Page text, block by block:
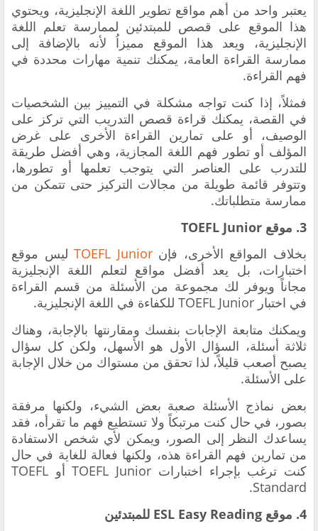
يعتبر واحد من أهم مواقع تطوير اللغة الإنجليزية، ويحتوي
هذا الموقع على قصص للمبتدئين لممارسة تعلم اللغة
الإنجليزية، ويعد هذا الموقع مميزاُ لأنه بالإضافة إلى
ممارسة القراءة العامة، يمكنك تنمية مهارات محددة في
فهم القراءة.
فمثلاً، إذا كنت تواجه مشكلة في التمييز بين الشخصيات
في القصة، يمكنك قراءة قصص التدريب التي تركز على
الوصيف، أو على تمارين القراءة الأخرى على غرض
المؤلف أو تطور فهم اللغة المجازية، وهي أفضل طريقة
للتدرب على العناصر التي يتوجب تعلمها أو تطورها،
وتتوفر قائمة طويلة من مجالات التركيز حتى تتمكن من
ممارسة متطلباتك.
3. موقع TOEFL Junior
بخلاف المواقع الأخرى، فإنTOEFL Juniorليس موقع
اختبارات، بل يعد أفضل مواقع لتعلم اللغة الإنجليزية
مجاناً ويوفر لك مجموعة من الأسئلة من قسم القراءة
في اختبار TOEFL Junior للكفاءة في اللغة الإنجليزية.
ويمكنك متابعة الإجابات بنفسك ومقارنتها بالإجابة، وهناك
ثلاثة أسئلة، السؤال الأول هو الأسهل، ولكن كل سؤال
يصبح أصعب قليلاً، لذا تحقق من مستواك من خلال الإجابة
على الأسئلة.
بعض نماذج الأسئلة صعبة بعض الشيء، ولكنها مرفقة
بصور، في حال كنت مرتبكاً ولا تستطيع فهم ما تقرأه، فقد
يساعدك النظر إلى الصور، ويمكن لأي شخص الاستفادة
من تمارين فهم القراءة هذه، ولكنها فعالة للغاية في حال
كنت ترغب بإجراء اختبارات TOEFL Junior أو TOEFL
Standard.
4. موقع ESL Easy Reading للمبتدئين